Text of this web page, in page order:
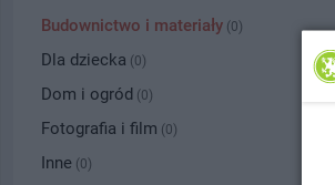
Budownictwo i materiały (0)
Dla dziecka (0)
Dom i ogród (0)
Fotografia i film (0)
Inne (0)